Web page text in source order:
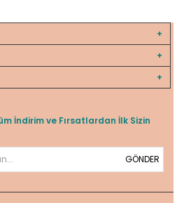
İndirim ve Fırsatlardan İlk Sizin
GÖNDER